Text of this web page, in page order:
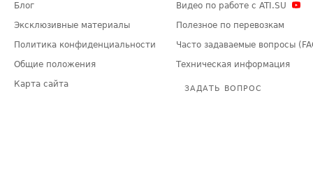
Блог
Эксклюзивные материалы
Политика конфиденциальности
Общие положения
Карта сайта
Видео по работе с ATI.SU
Полезное по перевозкам
Часто задаваемые вопросы
Техническая информация
ЗАДАТЬ ВОПРОС